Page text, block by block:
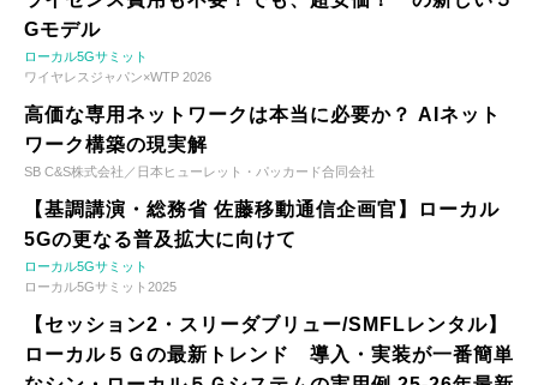
Gモデル
ローカル5Gサミット
ワイヤレスジャパン×WTP 2026
高価な専用ネットワークは本当に必要か？ AIネット
ワーク構築の現実解
SB C&S株式会社／日本ヒューレット・パッカード合同会社
【基調講演・総務省 佐藤移動通信企画官】ローカル
5Gの更なる普及拡大に向けて
ローカル5Gサミット
ローカル5Gサミット2025
【セッション2・スリーダブリュー/SMFLレンタル】
ローカル５Ｇの最新トレンド 導入・実装が一番簡単